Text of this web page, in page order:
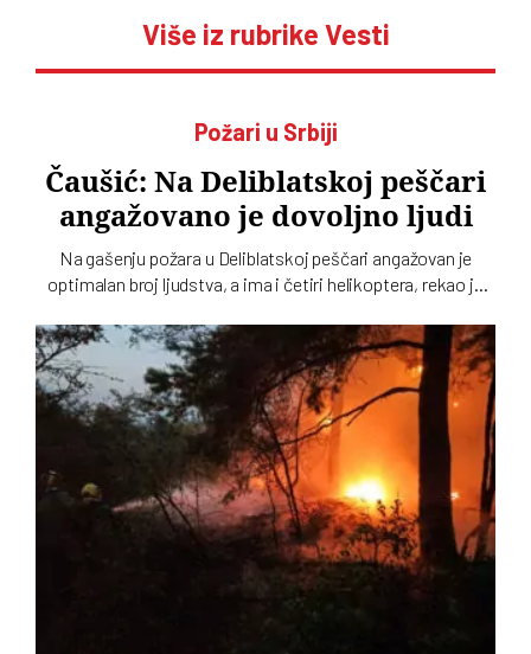
Više iz rubrike Vesti
Požari u Srbiji
Čaušić: Na Deliblatskoj peščari
angažovano je dovoljno ljudi
Na gašenju požara u Deliblatskoj peščari angažovan je
optimalan broj ljudstva, a ima i četiri helikoptera, rekao je
poslova. Požarom je zahvaćeno oko hiljadu i po i više
hektara šume i niskog rastinja